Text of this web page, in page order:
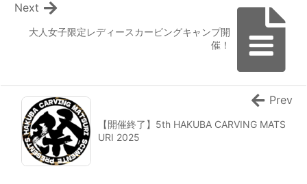
大人女子限定レディースカービングキャンプ開
催！
Next
【開催終了】5th HAKUBA CARVING MATS
URI 2025
Prev